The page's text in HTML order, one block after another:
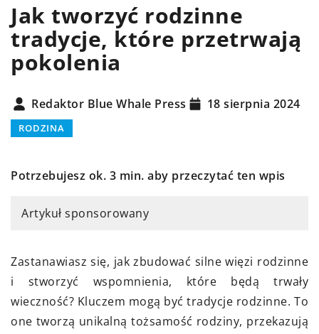
Jak tworzyć rodzinne
tradycje, które przetrwają
pokolenia
Redaktor Blue Whale Press 18 sierpnia 2024
RODZINA
Potrzebujesz ok. 3 min. aby przeczytać ten wpis
Artykuł sponsorowany
Zastanawiasz się, jak zbudować silne więzi rodzinne
i stworzyć wspomnienia, które będą trwały
wieczność? Kluczem mogą być tradycje rodzinne. To
one tworzą unikalną tożsamość rodziny, przekazują